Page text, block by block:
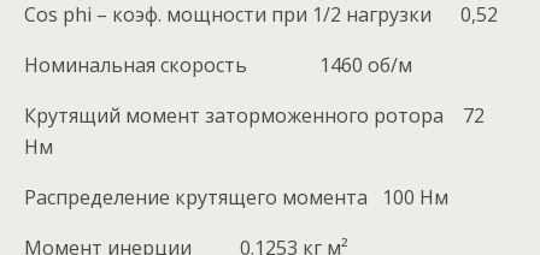
Cos phi – коэф. мощности при 1/2 нагрузки 0,52
Номинальная скорость 1460 об/м
Крутящий момент заторможенного ротора 72
Нм
Распределение крутящего момента 100 Нм
Момент инерции 0.1253 кг м²